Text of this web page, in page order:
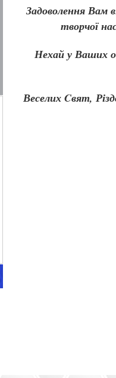
Задоволення Вам
творчої
Нехай у Ваших
Веселих Cвят,